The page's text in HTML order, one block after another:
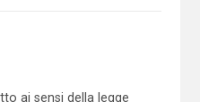
ai sensi della legge